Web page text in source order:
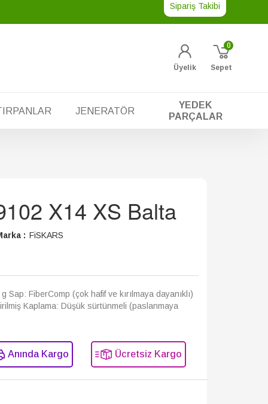
Sipariş Takibi
Üyelik Sepet
0
JENERATÖR
YEDEK
PARÇALAR
X14 XS Balta
: FiSKARS
Sap: FiberComp (çok hafif ve kırılmaya dayanıklı)
Kaplama: Düşük sürtünmeli (paslanmaya
Anında Kargo Ücretsiz Kargo